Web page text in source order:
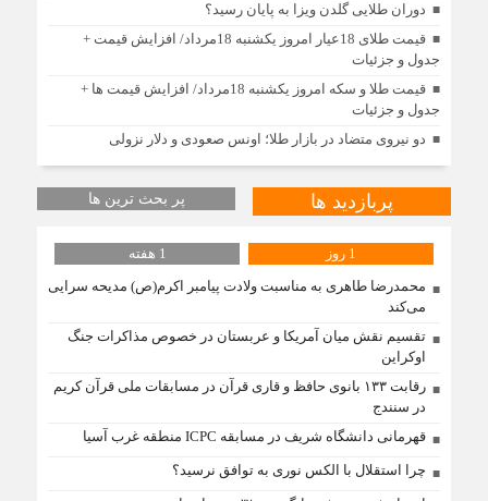
دوران طلایی گلدن ویزا به پایان رسید؟
قیمت طلای 18عیار امروز یکشنبه 18مرداد/ افزایش قیمت +
جدول و جزئیات
قیمت طلا و سکه امروز یکشنبه 18مرداد/ افزایش قیمت ها +
جدول و جزئیات
دو نیروی متضاد در بازار طلا؛ اونس صعودی و دلار نزولی
پربازدید ها پر بحث ترین ها
1 روز
1 هفته
محمدرضا طاهری به مناسبت ولادت پیامبر اکرم(ص) مدیحه سرایی
می‌کند
تقسیم نقش میان آمریکا و عربستان در خصوص مذاکرات جنگ
اوکراین
رقابت ۱۳۳ بانوی حافظ و قاری قرآن در مسابقات ملی قرآن کریم
در سنندج
قهرمانی دانشگاه شریف در مسابقه ICPC منطقه غرب آسیا
چرا استقلال با الکس نوری به توافق نرسید؟